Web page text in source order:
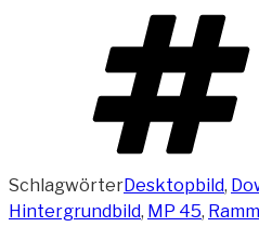
SchlagwörterDesktopbild,
Hintergrundbild, MP 45,